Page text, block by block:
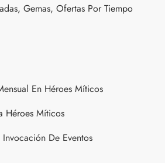
Gemas, Ofertas Por Tiempo
En Héroes Míticos
Héroes Míticos
De Eventos